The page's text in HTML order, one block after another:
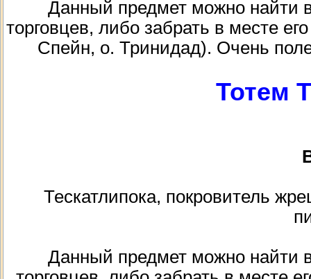
Данный предмет можно найти
торговцев, либо забрать в месте
Спейн, о. Тринидад). Очень
Тотем
Тескатлипока, покровитель
Данный предмет можно найти